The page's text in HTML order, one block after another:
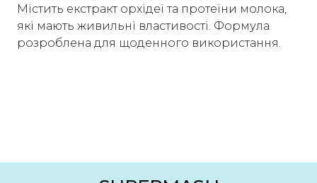
Містить екстракт орхідеї та протеїни молока,
які мають живильні властивості. Формула
розроблена для щоденного використання.